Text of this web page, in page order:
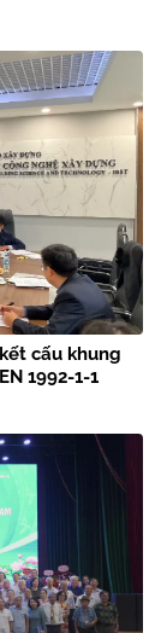
cấu khung
1992-1-1